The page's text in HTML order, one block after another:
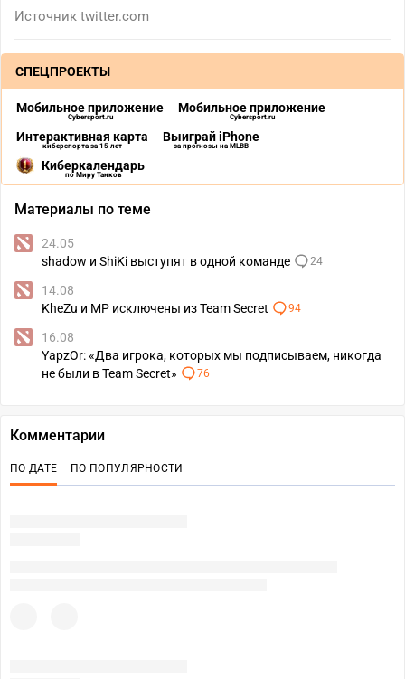
Источник twitter.com
СПЕЦПРОЕКТЫ
Мобильное приложение
Cybersport.ru
Мобильное приложение
Cybersport.ru
Интерактивная карта
киберспорта за 15 лет
Выиграй iPhone
за прогнозы на MLBB
Киберкалендарь
по Миру Танков
Материалы по теме
24.05
shadow и ShiKi выступят в одной команде
24
14.08
KheZu и MP исключены из Team Secret
94
16.08
YapzOr: «Два игрока, которых мы подписываем, никогда
не были в Team Secret»
76
Комментарии
ПО ДАТЕ ПО ПОПУЛЯРНОСТИ